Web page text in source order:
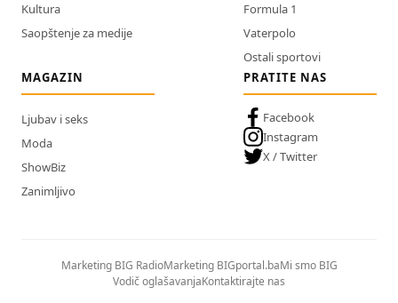
Kultura
Saopštenje za medije
Formula 1
Vaterpolo
Ostali sportovi
MAGAZIN
Ljubav i seks
Moda
ShowBiz
Zanimljivo
PRATITE NAS
Facebook
Instagram
X / Twitter
Marketing BIG RadioMarketing BIGportal.baMi smo BIG
Vodič oglašavanjaKontaktirajte nas